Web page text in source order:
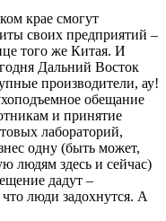
крае смогут
своих предприятий –
того же Китая. И
Дальний Восток
производители, ау!
обещание
и принятие
лабораторий,
одну (быть может,
людям здесь и сейчас)
дадут –
люди задохнутся. А